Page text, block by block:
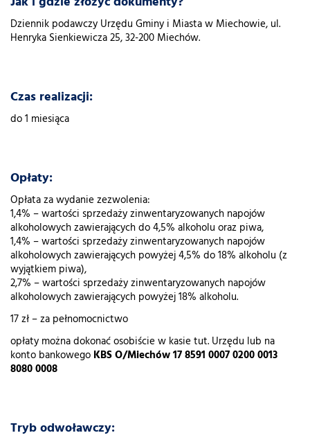
Dziennik podawczy Urzędu Gminy i Miasta w Miechowie, ul.
Henryka Sienkiewicza 25, 32-200 Miechów.
Czas realizacji:
do 1 miesiąca
Opłaty:
Opłata za wydanie zezwolenia:
1,4% – wartości sprzedaży zinwentaryzowanych napojów
alkoholowych zawierających do 4,5% alkoholu oraz piwa,
1,4% – wartości sprzedaży zinwentaryzowanych napojów
alkoholowych zawierających powyżej 4,5% do 18% alkoholu (z
wyjątkiem piwa),
2,7% – wartości sprzedaży zinwentaryzowanych napojów
alkoholowych zawierających powyżej 18% alkoholu.
17 zł – za pełnomocnictwo
opłaty można dokonać osobiście w kasie tut. Urzędu lub na
konto bankowego KBS O/Miechów 17 8591 0007 0200 0013
8080 0008
Tryb odwoławczy: